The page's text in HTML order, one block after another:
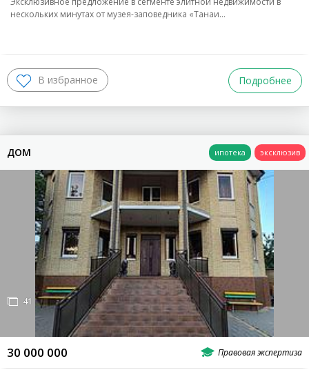
ПЛОЩАДЬ СТРОЕНИЯ
ПОКАЗАТЬ
очистить фильтр
нескольких минутах от музея‑заповедника «Танаи…
Подробнее
ДОМ
30 000 000
41